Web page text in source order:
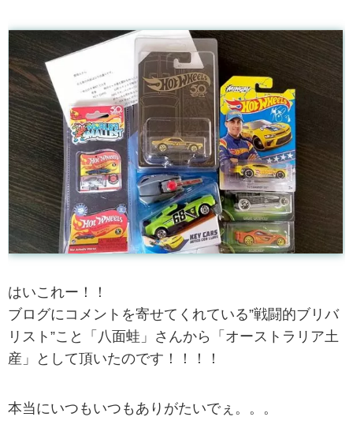
はいこれー！！
ブログにコメントを寄せてくれている”戦闘的ブリバ
リスト”こと「八面蛙」さんから「オーストラリア土
産」として頂いたのです！！！！
本当にいつもいつもありがたいでぇ。。。